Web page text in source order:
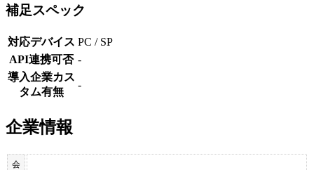
補足スペック
対応デバイス PC / SP
API連携可否 -
導入企業カス
タム有無
-
企業情報
会